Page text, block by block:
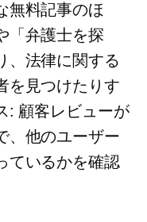
無料記事のほ
「弁護士を探
、法律に関する
を見つけたりす
: 顧客レビューが
、他のユーザー
ているかを確認